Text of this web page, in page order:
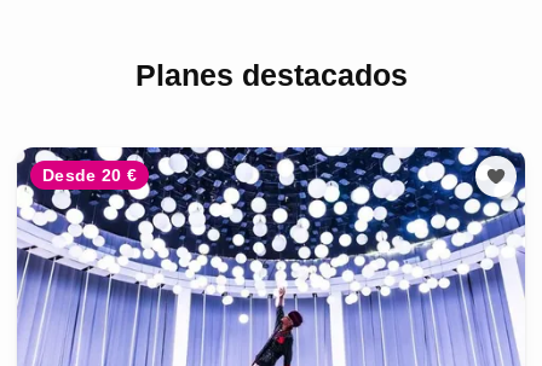
Planes destacados
Desde 20 €